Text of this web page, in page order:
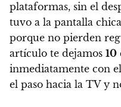
plataformas, sin el
tuvo a la pantalla
porque no pierden
artículo te dejamos 10
inmediatamente con
el paso hacia la TV y